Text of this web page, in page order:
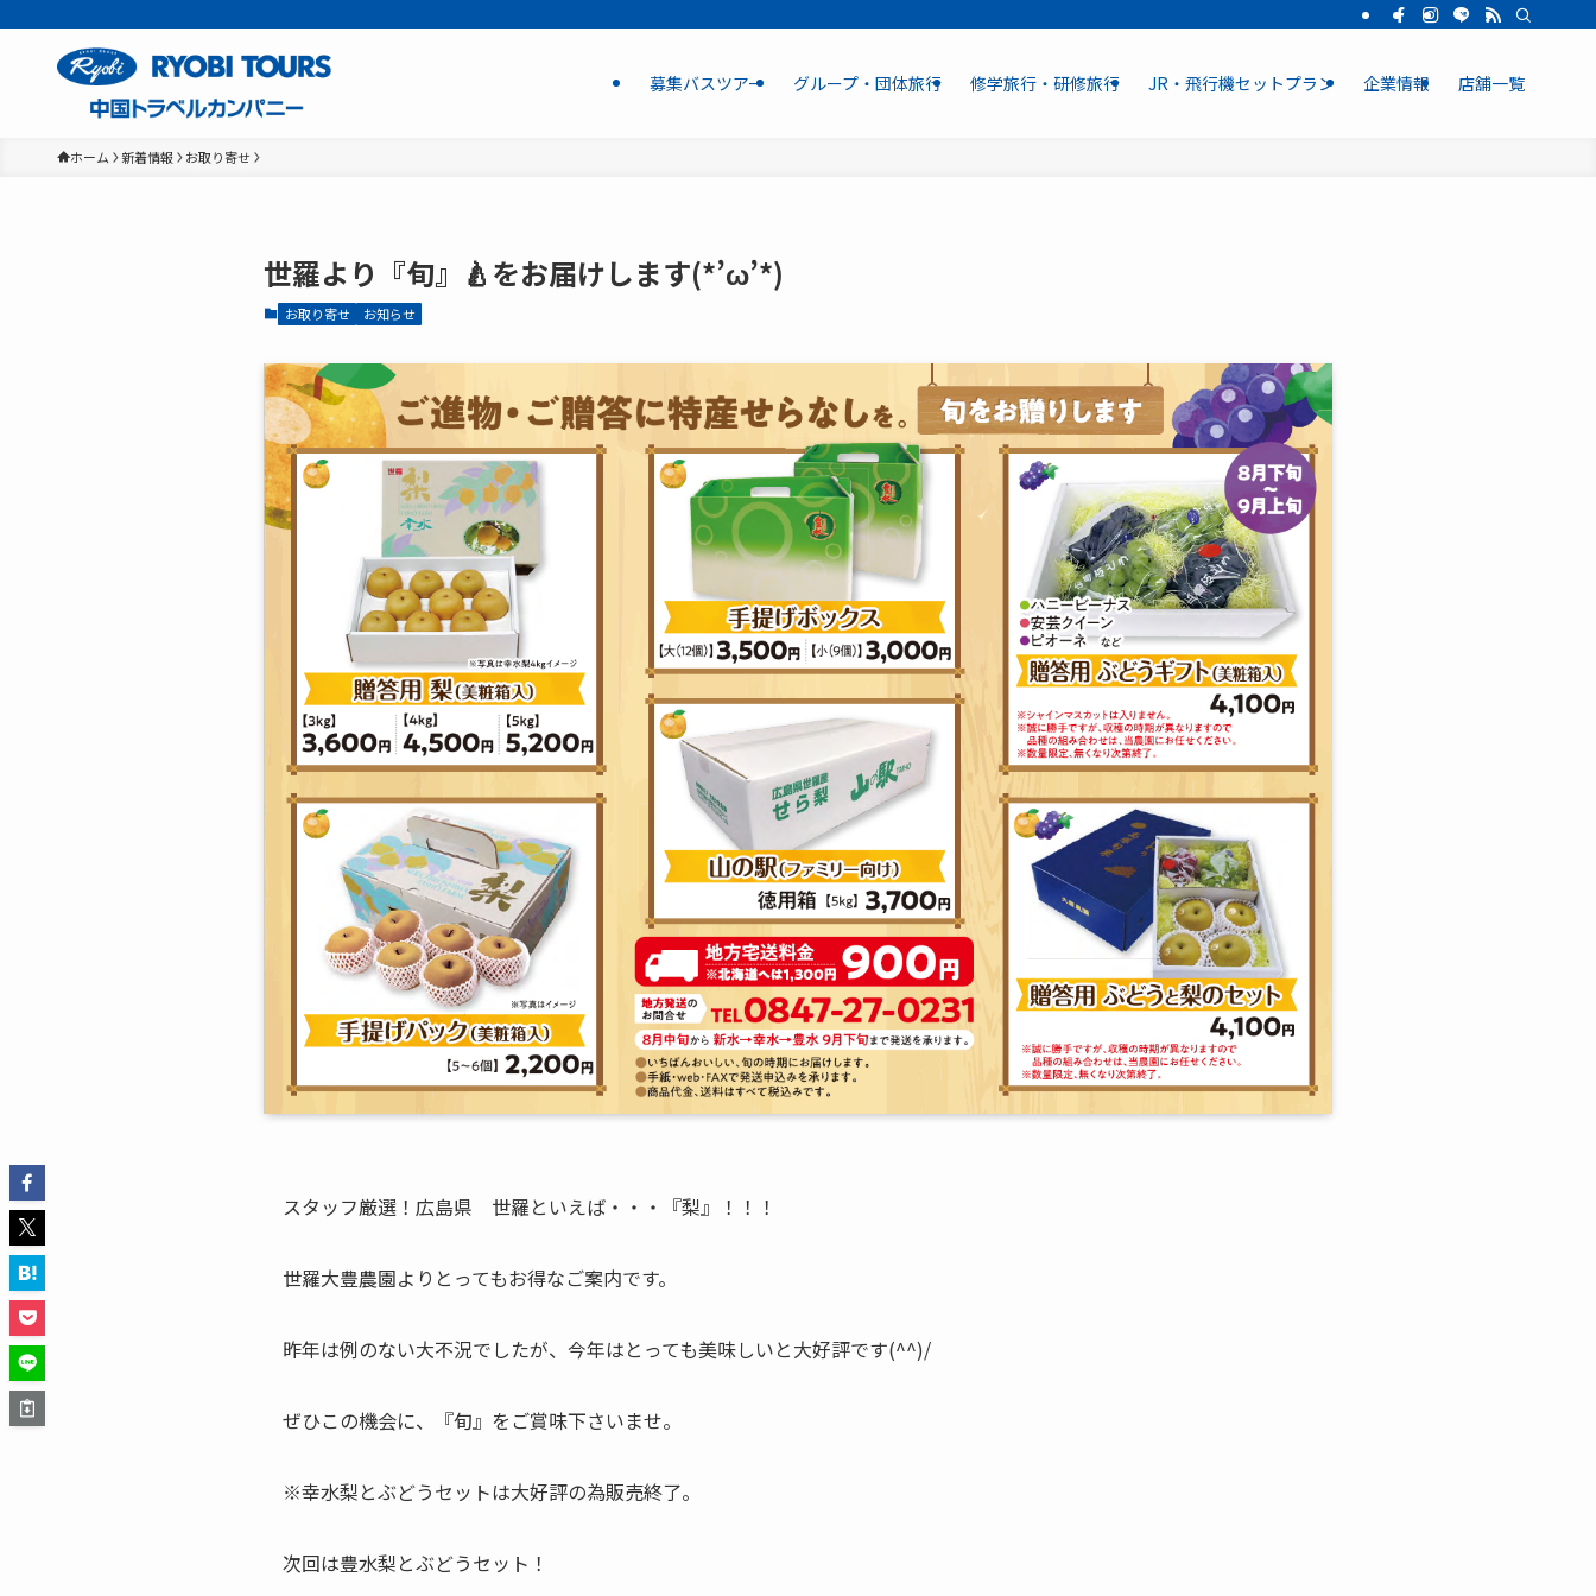
募集バスツアー グループ・団体旅行 修学旅行・研修旅行 JR・飛行機セットプラン 企業情報 店舗一覧
ホーム 新着情報 お取り寄せ
世羅より『旬』🍐をお届けします(*’ω’*)
お取り寄せ お知らせ
スタッフ厳選！広島県 世羅といえば・・・『梨』！！！
世羅大豊農園よりとってもお得なご案内です。
昨年は例のない大不況でしたが、今年はとっても美味しいと大好評です(^^)/
ぜひこの機会に、『旬』をご賞味下さいませ。
※幸水梨とぶどうセットは大好評の為販売終了。
次回は豊水梨とぶどうセット！